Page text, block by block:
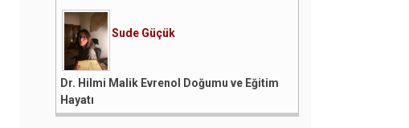
Sude Güçük
Dr. Hilmi Malik Evrenol Doğumu ve Eğitim
Hayatı